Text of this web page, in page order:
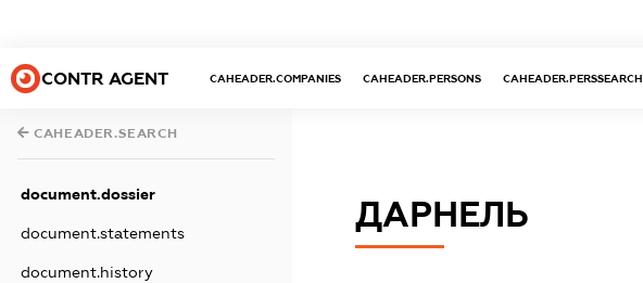
CONTR AGENT CAHEADER.COMPANIES CAHEADER.PERSONS CAHEADER.PERSSEARCH
CAHEADER.SEARCH
document.dossier
document.statements
document.history
ДАРНЕЛЬ